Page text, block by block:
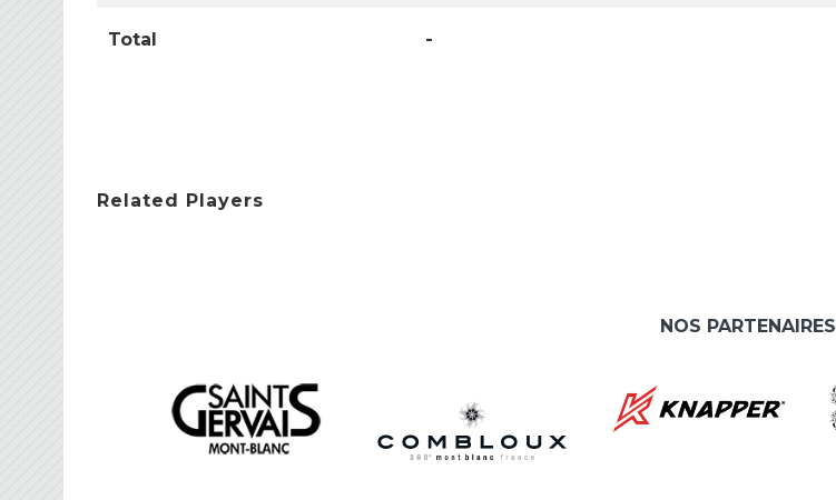
Total -
Related Players
NOS PARTENAIRES